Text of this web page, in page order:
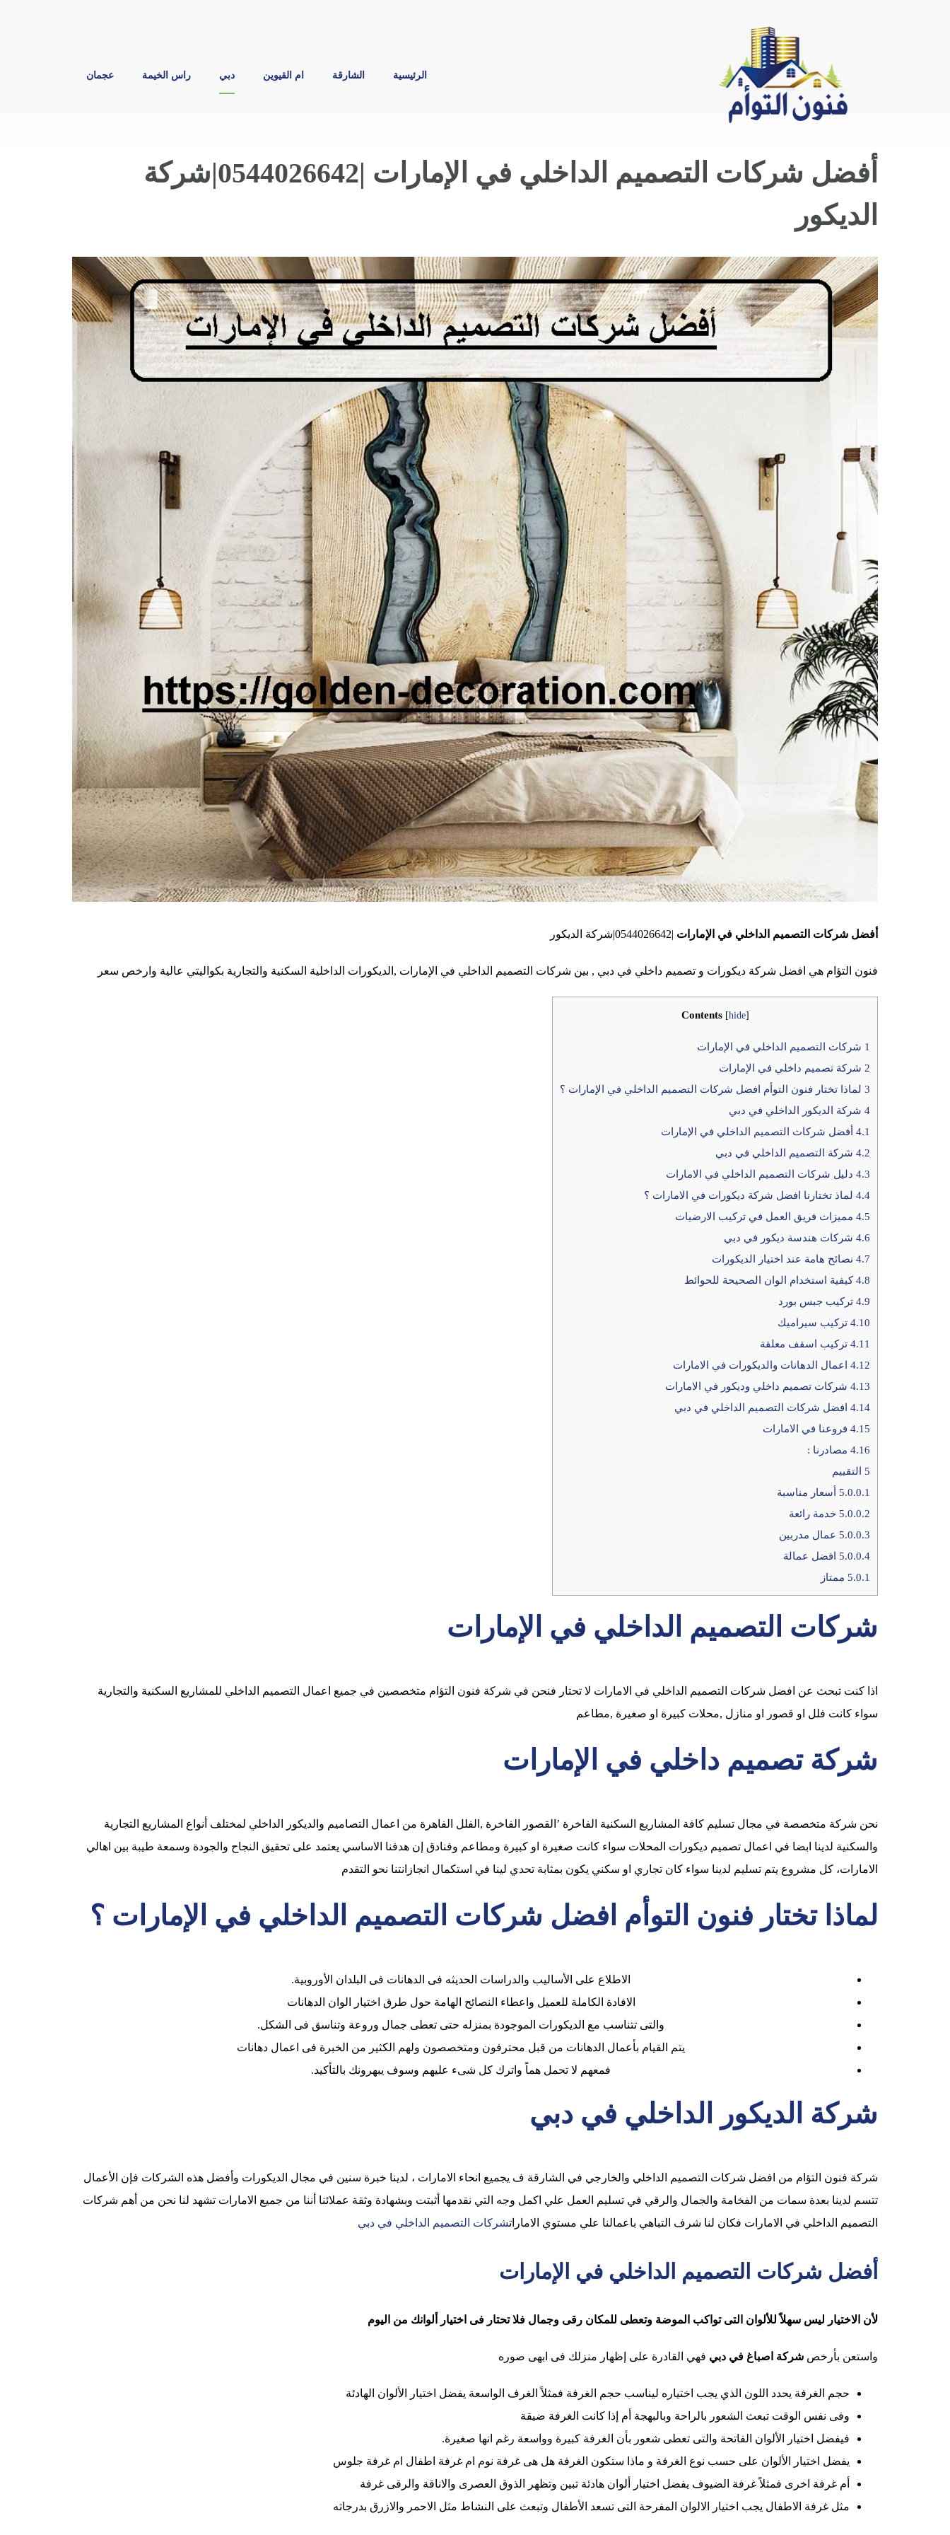
الرئيسية الشارقة ام القيوين دبي راس الخيمة عجمان
أفضل شركات التصميم الداخلي في الإمارات |0544026642|شركة
الديكور
View
Larger
Image
أفضل شركات التصميم الداخلي في الإمارات |0544026642|شركة الديكور
فنون التؤام هي افضل شركة ديكورات و تصميم داخلي في دبي , بين شركات التصميم الداخلي في الإمارات ,الديكورات الداخلية السكنية والتجارية بكواليتي عالية وارخص سعر
Contents [hide]
1 شركات التصميم الداخلي في الإمارات
2 شركة تصميم داخلي في الإمارات
3 لماذا تختار فنون التوأم افضل شركات التصميم الداخلي في الإمارات ؟
4 شركة الديكور الداخلي في دبي
4.1 أفضل شركات التصميم الداخلي في الإمارات
4.2 شركة التصميم الداخلي في دبي
4.3 دليل شركات التصميم الداخلي في الامارات
4.4 لماذ تختارنا افضل شركة ديكورات في الامارات ؟
4.5 مميزات فريق العمل في تركيب الارضيات
4.6 شركات هندسة ديكور في دبي
4.7 نصائح هامة عند اختيار الديكورات
4.8كيفية استخدام الوان الصحيحة للحوائط
4.9 تركيب جبس بورد
4.10 تركيب سيراميك
4.11 تركيب اسقف معلقة
4.12 اعمال الدهانات والديكورات في الامارات
4.13 شركات تصميم داخلي وديكور في الامارات
4.14 افضل شركات التصميم الداخلي في دبي
4.15 فروعنا في الامارات
4.16 مصادرنا :
5 التقييم
5.0.0.1 أسعار مناسبة
5.0.0.2 خدمة رائعة
5.0.0.3 عمال مدربين
5.0.0.4 افضل عمالة
5.0.1 ممتاز
شركات التصميم الداخلي في الإمارات
اذا كنت تبحث عن افضل شركات التصميم الداخلي في الامارات لا تحتار فنحن في شركة فنون التؤام متخصصين في جميع اعمال التصميم الداخلي للمشاريع السكنية والتجارية
سواء كانت فلل او قصور او منازل ,محلات كبيرة او صغيرة ,مطاعم
شركة تصميم داخلي في الإمارات
نحن شركة متخصصة في مجال تسليم كافة المشاريع السكنية الفاخرة ’القصور الفاخرة ,الفلل الفاهرة من اعمال التصاميم والديكور الداخلي لمختلف أنواع المشاريع التجارية
والسكنية لدينا ابضا في اعمال تصميم ديكورات المحلات سواء كانت صغيرة او كبيرة ومطاعم وفنادق إن هدفنا الاساسي يعتمد على تحقيق النجاح والجودة وسمعة طيبة بين اهالي
الامارات، كل مشروع يتم تسليم لدينا سواء كان تجاري او سكني يكون بمثابة تحدي لينا في استكمال انجازانتنا نحو التقدم
لماذا تختار فنون التوأم افضل شركات التصميم الداخلي في الإمارات ؟
الاطلاع على الأساليب والدراسات الحديثه فى الدهانات فى البلدان الأوروبية.
الافادة الكاملة للعميل واعطاء النصائح الهامة حول طرق اختيار الوان الدهانات
والتى تتناسب مع الديكورات الموجودة بمنزله حتى تعطى جمال وروعة وتناسق فى الشكل.
يتم القيام بأعمال الدهانات من قبل محترفون ومتخصصون ولهم الكثير من الخبرة فى اعمال دهانات
فمعهم لا تحمل هماً واترك كل شىء عليهم وسوف يبهرونك بالتأكيد.
شركة الديكور الداخلي في دبي
شركة فنون التؤام من افضل شركات التصميم الداخلي والخارجي في الشارقة ف يجميع انحاء الامارات ، لدينا خبرة سنين في مجال الديكورات وأفضل هذه الشركات فإن الأعمال
تتسم لدينا بعدة سمات من الفخامة والجمال والرقي في تسليم العمل علي اكمل وجه التي نقدمها أثبتت وبشهادة وثقة عملائنا أننا من جميع الامارات تشهد لنا نحن من أهم شركات
التصميم الداخلي في الامارات فكان لنا شرف التباهي باعمالنا علي مستوي الاماراتشركات التصميم الداخلي في دبي
أفضل شركات التصميم الداخلي في الإمارات
لأن الاختيار ليس سهلاً للألوان التى تواكب الموضة وتعطى للمكان رقى وجمال فلا تحتار فى اختيار ألوانك من اليوم
واستعن بأرخص شركة اصباغ في دبي فهي القادرة على إظهار منزلك فى ابهى صوره
حجم الغرفة يحدد اللون الذي يجب اختياره ليناسب حجم الغرفة فمثلاً الغرف الواسعة يفضل اختيار الألوان الهادئة
وفى نفس الوقت تبعث الشعور بالراحة وبالبهجة أم إذا كانت الغرفة ضيقة
فيفضل اختيار الألوان الفاتحة والتى تعطى شعور بأن الغرفة كبيرة وواسعة رغم انها صغيرة.
يفضل اختيار الألوان على حسب نوع الغرفة و ماذا ستكون الغرفة هل هى غرفة نوم ام غرفة اطفال ام غرفة جلوس
أم غرفة اخرى فمثلاً غرفة الضيوف يفضل اختيار ألوان هادئة تبين وتظهر الذوق العصرى والاناقة والرقى غرفة
مثل غرفة الاطفال يجب اختيار الالوان المفرحة التى تسعد الأطفال وتبعث على النشاط مثل الاحمر والازرق بدرجاته